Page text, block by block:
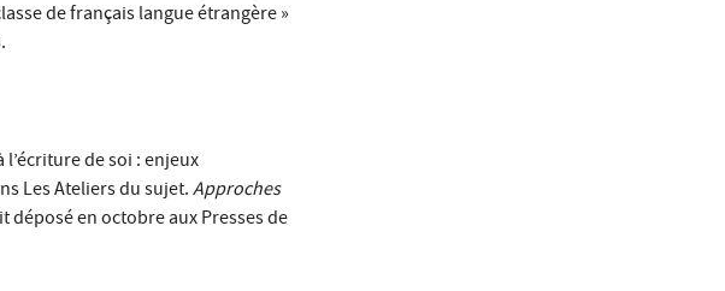
de français langue étrangère »
l’écriture de soi : enjeux
Les Ateliers du sujet.Approches
en octobre aux Presses de